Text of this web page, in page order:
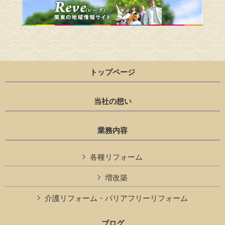
トップページ
当社の想い
業務内容
各種リフォーム
増改築
介護リフォーム・バリアフリーリフォーム